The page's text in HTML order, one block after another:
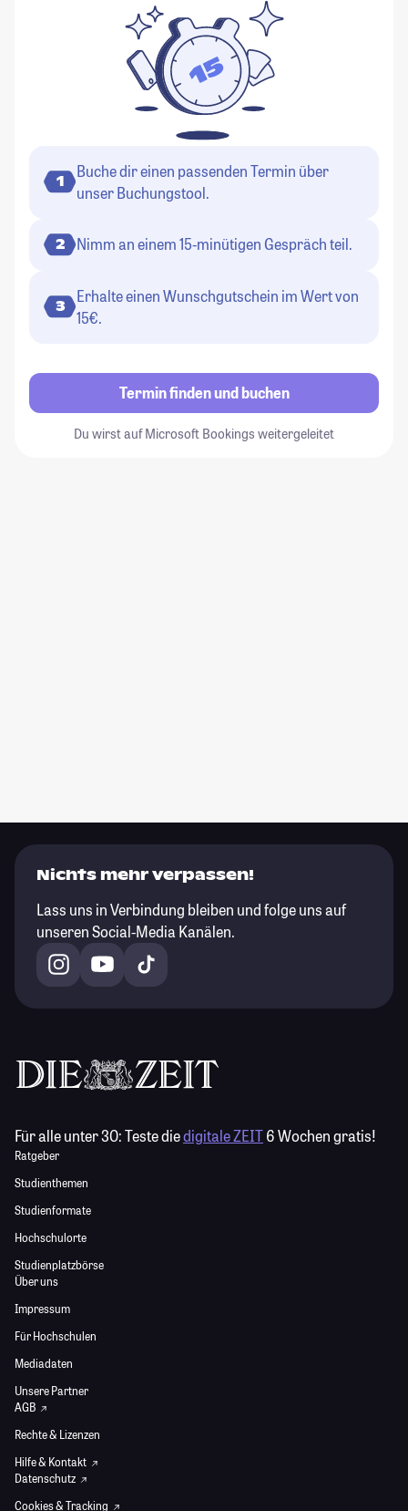
1
Buche dir einen passenden Termin über
unser Buchungstool.
2 Nimm an einem 15-minütigen Gespräch teil.
3
Erhalte einen Wunschgutschein im Wert von
15€.
Termin finden und buchen
Du wirst auf Microsoft Bookings weitergeleitet
Nichts mehr verpassen!
Lass uns in Verbindung bleiben und folge uns auf
unseren Social-Media Kanälen.
Für alle unter 30:Teste diedigitale ZEIT6 Wochen gratis!
Ratgeber
Studienthemen
Studienformate
Hochschulorte
Studienplatzbörse
Über uns
Impressum
Für Hochschulen
Mediadaten
Unsere Partner
AGB
Rechte & Lizenzen
Hilfe & Kontakt
Datenschutz
Cookies & Tracking